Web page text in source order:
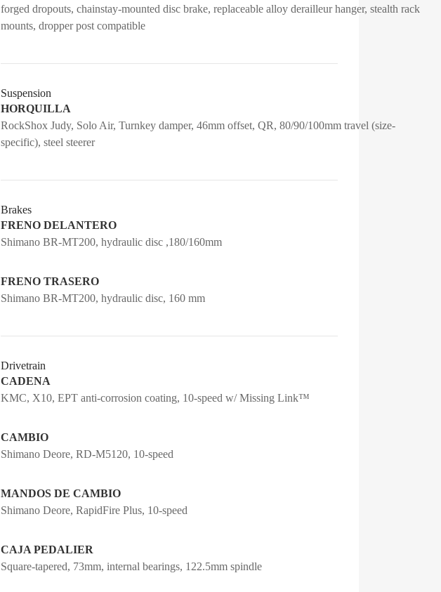
forged dropouts, chainstay-mounted disc brake, replaceable alloy derailleur hanger, stealth rack
mounts, dropper post compatible
Suspension
HORQUILLA
RockShox Judy, Solo Air, Turnkey damper, 46mm offset, QR, 80/90/100mm travel (size-
specific), steel steerer
Brakes
FRENO DELANTERO
Shimano BR-MT200, hydraulic disc ,180/160mm
FRENO TRASERO
Shimano BR-MT200, hydraulic disc, 160 mm
Drivetrain
CADENA
KMC, X10, EPT anti-corrosion coating, 10-speed w/ Missing Link™
CAMBIO
Shimano Deore, RD-M5120, 10-speed
MANDOS DE CAMBIO
Shimano Deore, RapidFire Plus, 10-speed
CAJA PEDALIER
Square-tapered, 73mm, internal bearings, 122.5mm spindle